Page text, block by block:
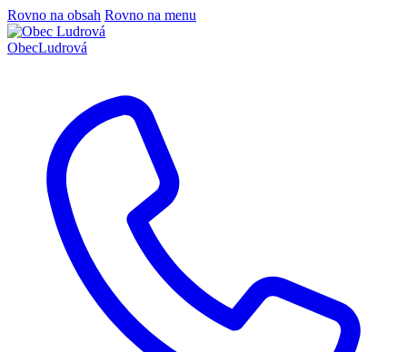
Rovno na obsah Rovno na menu
ObecLudrová